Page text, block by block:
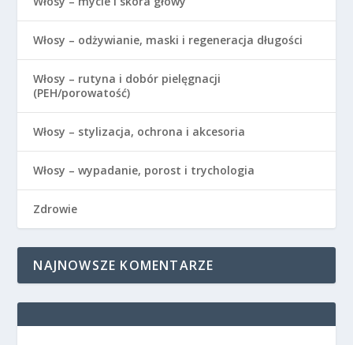
Włosy – odżywianie, maski i regeneracja długości
Włosy – rutyna i dobór pielęgnacji
(PEH/porowatość)
Włosy – stylizacja, ochrona i akcesoria
Włosy – wypadanie, porost i trychologia
Zdrowie
NAJNOWSZE KOMENTARZE